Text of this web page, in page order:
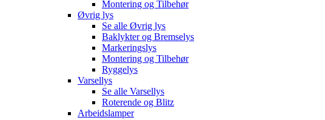
Montering og Tilbehør
Øvrig lys
Se alle Øvrig lys
Baklykter og Bremselys
Markeringslys
Montering og Tilbehør
Ryggelys
Varsellys
Se alle Varsellys
Roterende og Blitz
Arbeidslamper